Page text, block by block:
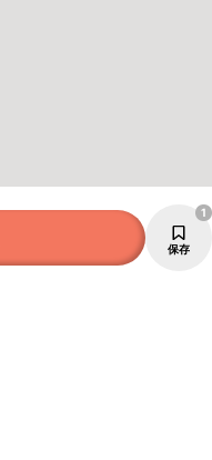
保存
1